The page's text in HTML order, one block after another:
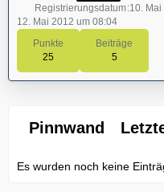
Punkte
25
Beiträge
5
Registrierungsdatum 10. Mai
12. Mai 2012 um 08:04
Pinnwand
Es wurden noch keine